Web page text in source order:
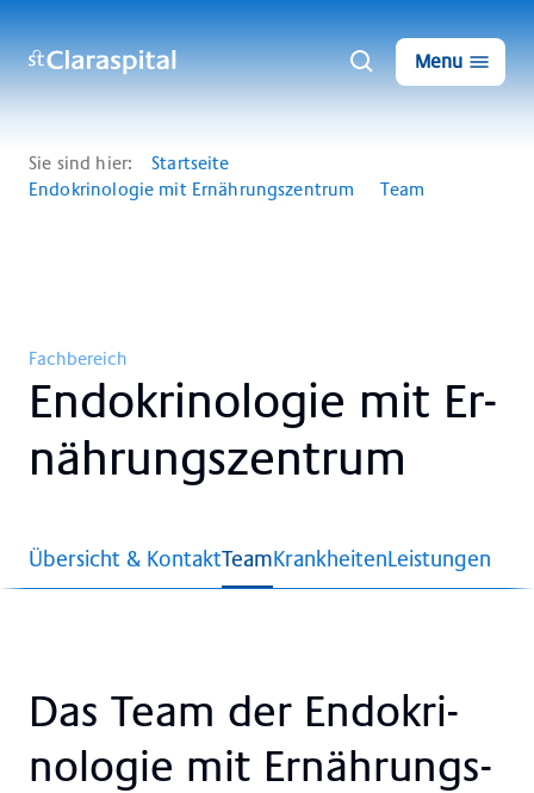
Menu
Sie sind hier:
Startseite
Endokrinologie mit Ernährungszentrum
Team
Fachbereich
En­do­kri­no­lo­gie mit Er­
näh­rungs­zen­trum
Übersicht & KontaktTeamKrankheitenLeistungen
Das Team der En­do­kri­
no­lo­gie mit Er­näh­rungs­